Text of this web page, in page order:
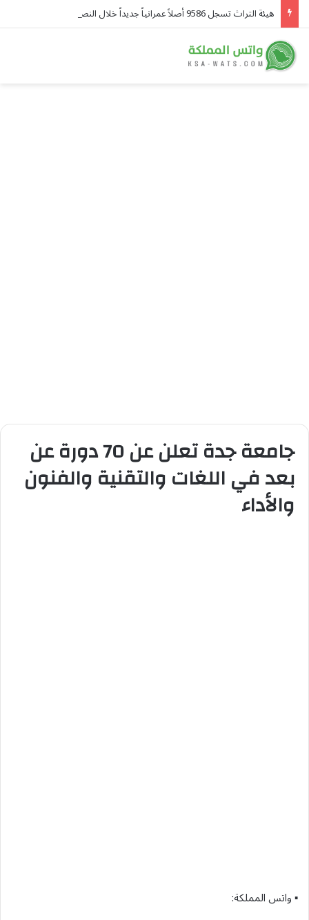
هيئة التراث تسجل 9586 أصلاً عمرانياً جديداً خلال النصف الأول
جامعة جدة تعلن عن 70 دورة عن
بعد في اللغات والتقنية والفنون
والأداء
▪︎ واتس المملكة: